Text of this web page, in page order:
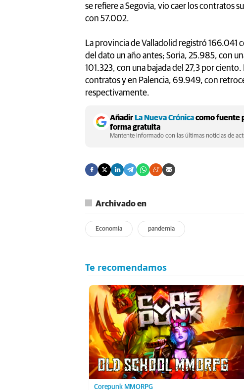
se refiere a Segovia, vio caer los contratos
con 57.002.
La provincia de Valladolid registró
del dato un año antes; Soria, 25.985, con
101.323, con una bajada del 27,3 por
contratos y en Palencia, 69.949, con
respectivamente.
AñadirLa Nueva Crónicacomo fuente
forma gratuita
Mantente informado con las últimas noticias de
Archivado en
Economía pandemia
Corepunk MMORPG